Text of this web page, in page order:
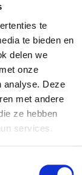
te
te bieden en
delen we
onze
analyse. Deze
met andere
ze hebben
services.
Zoals vacuum
zijn deze
elektrisch.
goed
grootte en
ze lichter.